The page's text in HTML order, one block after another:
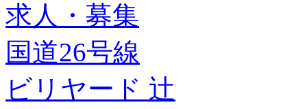
求人・募集
国道26号線
ビリヤード 辻